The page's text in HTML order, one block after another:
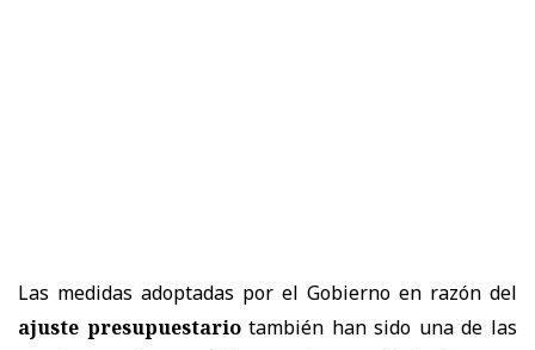
Las medidas adoptadas por el Gobierno en razón del
ajuste presupuestariotambién han sido una de las